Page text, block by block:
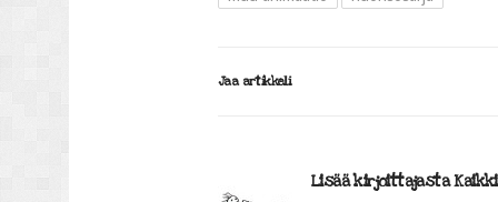
Jaa artikkeli
Lisää kirjoittajasta